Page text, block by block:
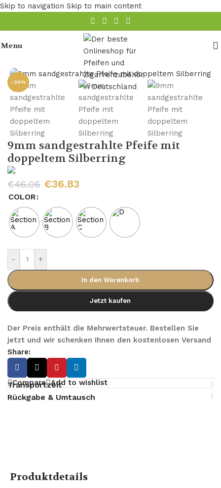
Skip to navigation Skip to main content
Menu
9mm Filter-Pfeifen
-20%
9mm sandgestrahlte Pfeife mit
doppeltem Silberring
€46.06 €36.83
COLOR
- +
In den Warenkorb
Jetzt kaufen
Der Preis enthält die Mehrwertsteuer. Bestellen Sie
jetzt und wir schenken Ihnen den kostenlosen Versand
Share:
Compare Add to wishlist
Transportzeit
Rückgabe & Umtausch
Produktdetails